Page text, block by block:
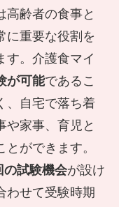
高齢者の食事と
に重要な役割を
す。介護食マイ
が可能であるこ
、自宅で落ち着
や家事、育児と
ができます。
の試験機会が設け
わせて受験時期